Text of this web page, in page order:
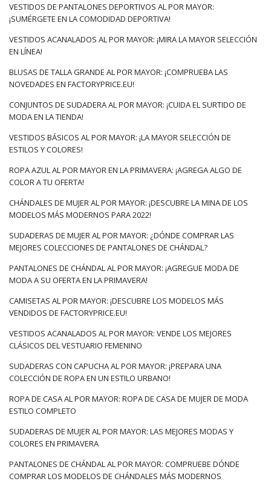
VESTIDOS DE PANTALONES DEPORTIVOS AL POR MAYOR:
¡SUMÉRGETE EN LA COMODIDAD DEPORTIVA!
VESTIDOS ACANALADOS AL POR MAYOR: ¡MIRA LA MAYOR SELECCIÓN
EN LÍNEA!
BLUSAS DE TALLA GRANDE AL POR MAYOR: ¡COMPRUEBA LAS
NOVEDADES EN FACTORYPRICE.EU!
CONJUNTOS DE SUDADERA AL POR MAYOR: ¡CUIDA EL SURTIDO DE
MODA EN LA TIENDA!
VESTIDOS BÁSICOS AL POR MAYOR: ¡LA MAYOR SELECCIÓN DE
ESTILOS Y COLORES!
ROPA AZUL AL POR MAYOR EN LA PRIMAVERA: ¡AGREGA ALGO DE
COLOR A TU OFERTA!
CHÁNDALES DE MUJER AL POR MAYOR: ¡DESCUBRE LA MINA DE LOS
MODELOS MÁS MODERNOS PARA 2022!
SUDADERAS DE MUJER AL POR MAYOR: ¿DÓNDE COMPRAR LAS
MEJORES COLECCIONES DE PANTALONES DE CHÁNDAL?
PANTALONES DE CHÁNDAL AL POR MAYOR: ¡AGREGUE MODA DE
MODA A SU OFERTA EN LA PRIMAVERA!
CAMISETAS AL POR MAYOR: ¡DESCUBRE LOS MODELOS MÁS
VENDIDOS DE FACTORYPRICE.EU!
VESTIDOS ACANALADOS AL POR MAYOR: VENDE LOS MEJORES
CLÁSICOS DEL VESTUARIO FEMENINO
SUDADERAS CON CAPUCHA AL POR MAYOR: ¡PREPARA UNA
COLECCIÓN DE ROPA EN UN ESTILO URBANO!
ROPA DE CASA AL POR MAYOR: ROPA DE CASA DE MUJER DE MODA
ESTILO COMPLETO
SUDADERAS DE MUJER AL POR MAYOR: LAS MEJORES MODAS Y
COLORES EN PRIMAVERA
PANTALONES DE CHÁNDAL AL POR MAYOR: COMPRUEBE DÓNDE
COMPRAR LOS MODELOS DE CHÁNDALES MÁS MODERNOS